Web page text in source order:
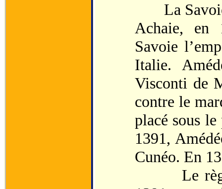
La Savoie
Achaie, en
Savoie
Italie.
Visconti de
contre le
placé sous
1391,
Cunéo. En
Le règne